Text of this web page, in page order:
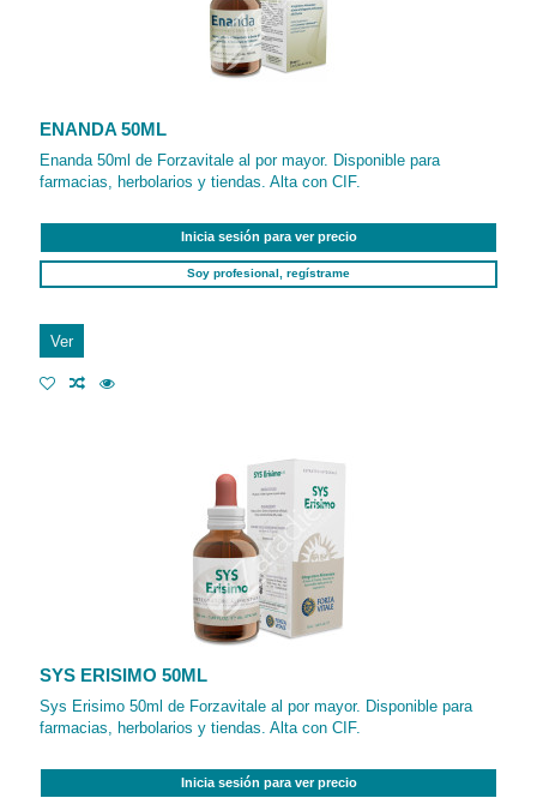
ENANDA 50ML
Enanda 50ml de Forzavitale al por mayor. Disponible para
farmacias, herbolarios y tiendas. Alta con CIF.
Inicia sesión para ver precio
Soy profesional, regístrame
Ver
SYS ERISIMO 50ML
Sys Erisimo 50ml de Forzavitale al por mayor. Disponible para
farmacias, herbolarios y tiendas. Alta con CIF.
Inicia sesión para ver precio